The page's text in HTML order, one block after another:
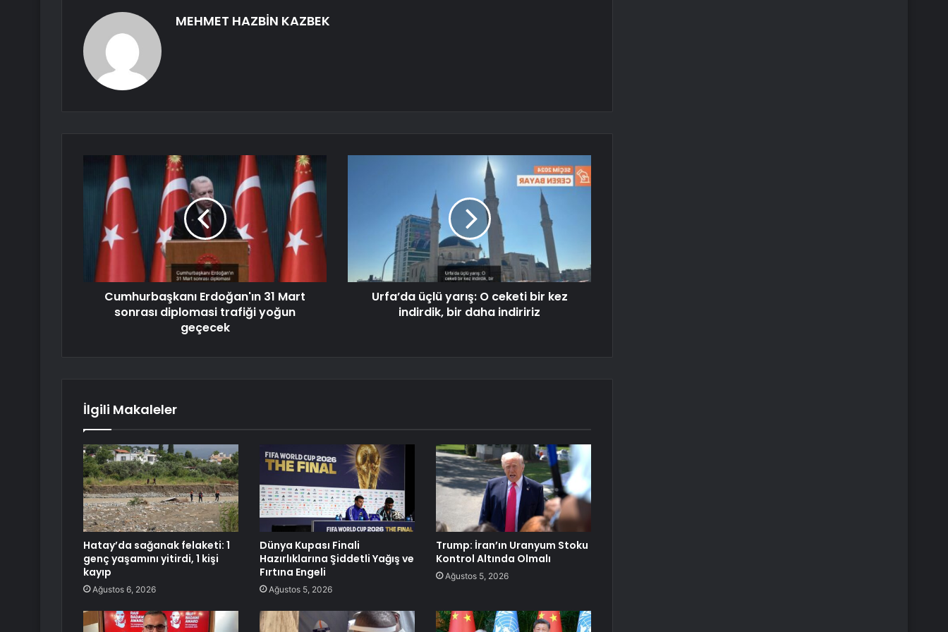
MEHMET HAZBİN KAZBEK
Cumhurbaşkanı Erdoğan'ın 31 Mart
sonrası diplomasi trafiği yoğun
geçecek
Urfa’da üçlü yarış: O ceketi bir kez
indirdik, bir daha indiririz
İlgili Makaleler
Hatay’da sağanak felaketi: 1
genç yaşamını yitirdi, 1 kişi
kayıp
Ağustos 6, 2026
Dünya Kupası Finali
Hazırlıklarına Şiddetli Yağış ve
Fırtına Engeli
Ağustos 5, 2026
Trump: İran’ın Uranyum Stoku
Kontrol Altında Olmalı
Ağustos 5, 2026